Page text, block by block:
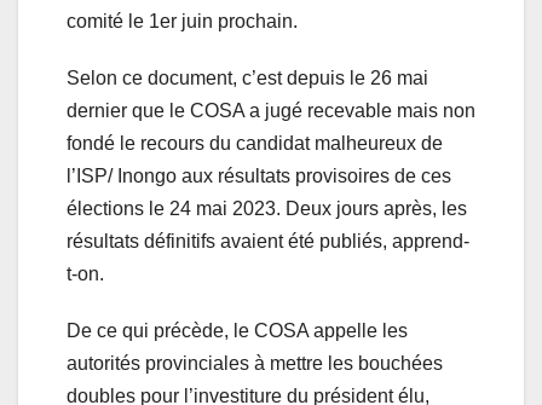
comité le 1er juin prochain.
Selon ce document, c’est depuis le 26 mai
dernier que le COSA a jugé recevable mais non
fondé le recours du candidat malheureux de
l’ISP/ Inongo aux résultats provisoires de ces
élections le 24 mai 2023. Deux jours après, les
résultats définitifs avaient été publiés, apprend-
t-on.
De ce qui précède, le COSA appelle les
autorités provinciales à mettre les bouchées
doubles pour l’investiture du président élu,